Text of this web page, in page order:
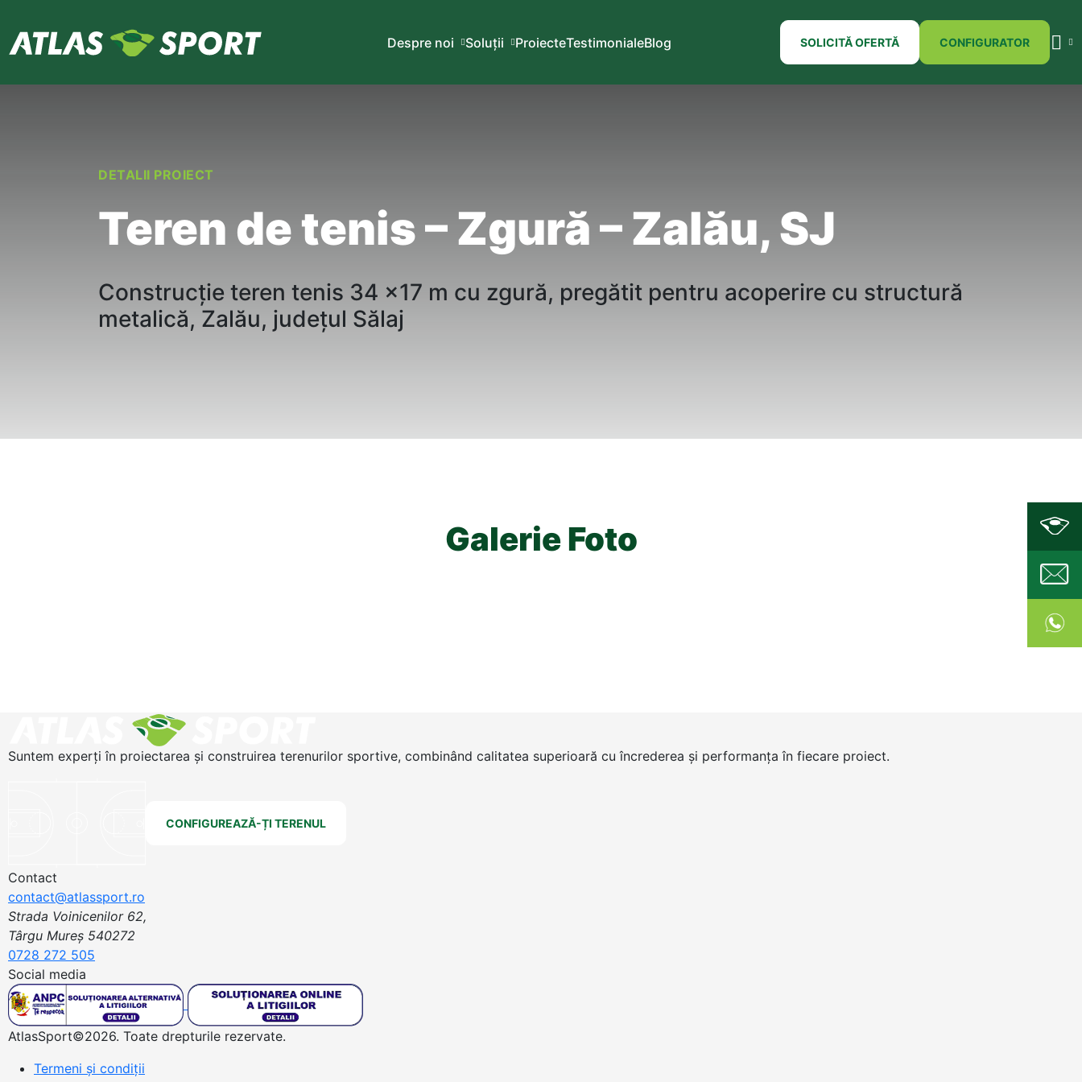
Despre noi Soluții ProiecteTestimonialeBlog SOLICITĂ OFERTĂ CONFIGURATOR
DETALII PROIECT
Teren de tenis – Zgură – Zalău, SJ
Construcție teren tenis 34 x17 m cu zgură, pregătit pentru acoperire cu structură
metalică, Zalău, județul Sălaj
Galerie Foto
Suntem experți în proiectarea și construirea terenurilor sportive, combinând calitatea superioară cu încrederea și performanța în fiecare proiect.
CONFIGUREAZĂ-ȚI TERENUL
Contact
contact@atlassport.ro
Strada Voinicenilor 62,
Târgu Mureș 540272
0728 272 505
Social media
AtlasSport©2026. Toate drepturile rezervate.
Termeni și condiții